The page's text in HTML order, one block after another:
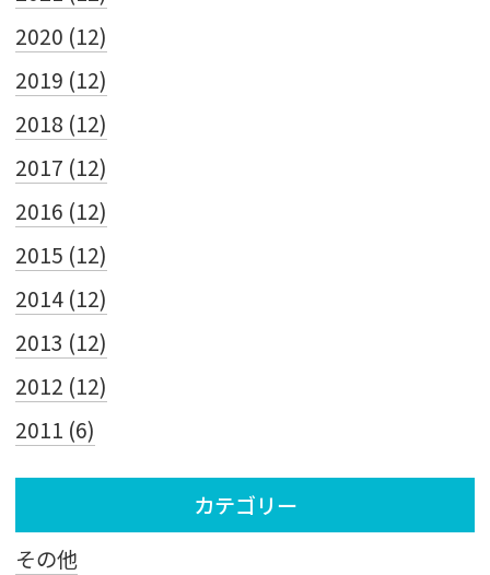
2020 (12)
2019 (12)
2018 (12)
2017 (12)
2016 (12)
2015 (12)
2014 (12)
2013 (12)
2012 (12)
2011 (6)
カテゴリー
その他